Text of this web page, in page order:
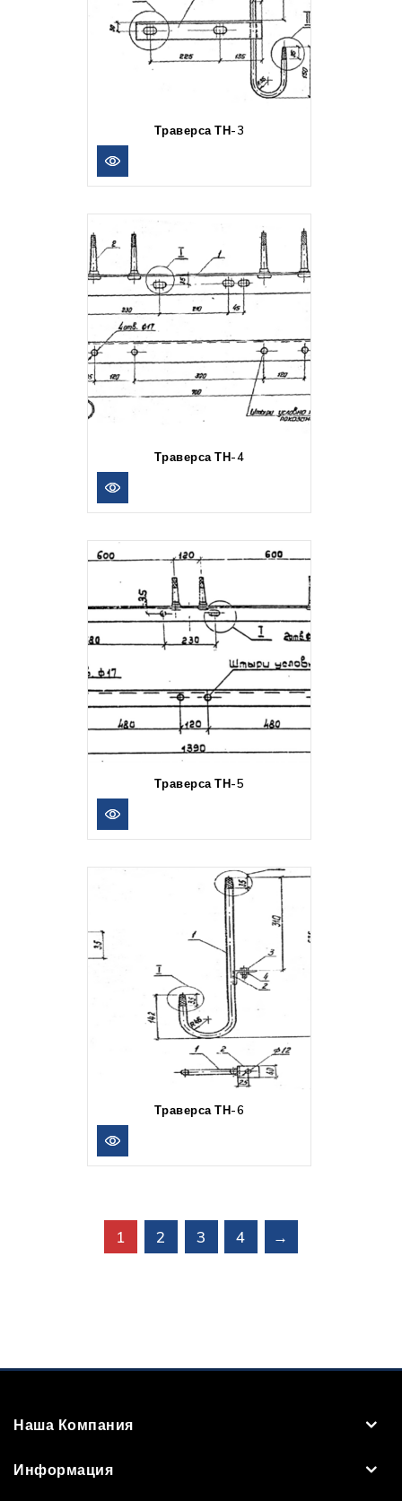
Траверса ТН-3
Траверса ТН-4
Траверса ТН-5
Траверса ТН-6
1 2 3 4 →
Наша Компания
Информация